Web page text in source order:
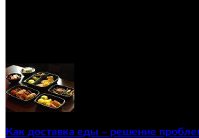
Как доставка еды – решение